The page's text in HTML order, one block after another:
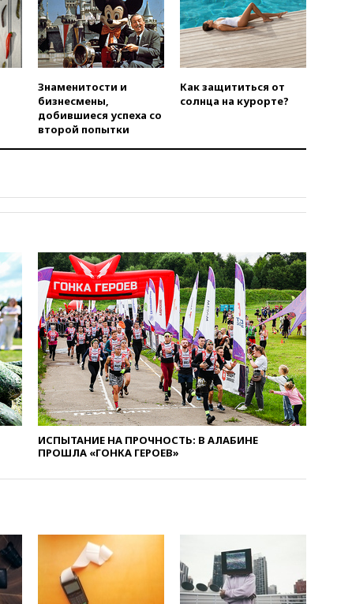
вчера, 21:43Организаторы
«Интервидения»
подтвердили, что конкурс
пройдет в Саудовской Аравии
вчера, 21:35 Машков: в РФ
подготовили концепцию
развития театрального
экологических классов
театральных деятелей
вчера, 20:47Newsweek:
«взрывная» диарея охватила
47 из 50 штатов США
вчера, 20:35
ПВО за 12 часов
сбила 200 украинских
беспилотников
вчера, 20:20Третий комплект
золотых медалей выиграли на
ЧЕ российские синхронистки
главы «Уралдронзавода»
угрожает
вчера, 20:00
Зеленский связал
дефицит ракет с попыткой
Запада принудить Киев к
уступкам
Знаменитости и
бизнесмены,
добившиеся успеха со
второй попытки
Как защититься от
солнца на курорте?
ИСПЫТАНИЕ НА ПРОЧНОСТЬ: В АЛАБИНЕ
ПРОШЛА «ГОНКА ГЕРОЕВ»